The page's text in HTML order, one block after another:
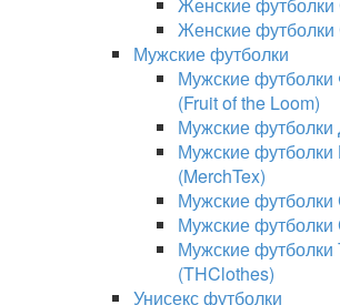
Женские футболки
Мужские футболки
Мужские
(Fruit of the Loom)
Мужские
Мужские футболки
(MerchTex)
Мужские футболки
Мужские футболки
Мужские футболки
(THClothes)
Унисекс футболки